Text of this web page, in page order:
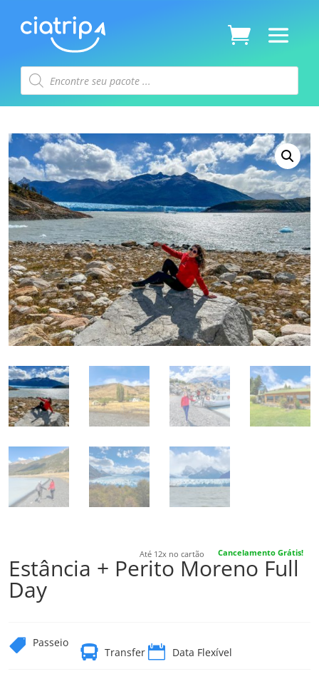
Pesquisar
produtos
Até 12x no cartão Cancelamento Grátis!
Estância + Perito Moreno Full
Day
 Passeio
 Transfer  Data Flexível